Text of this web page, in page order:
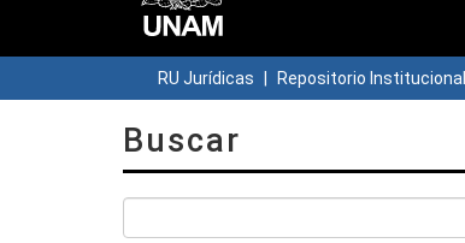
RU Jurídicas Repositorio Institucional
Buscar